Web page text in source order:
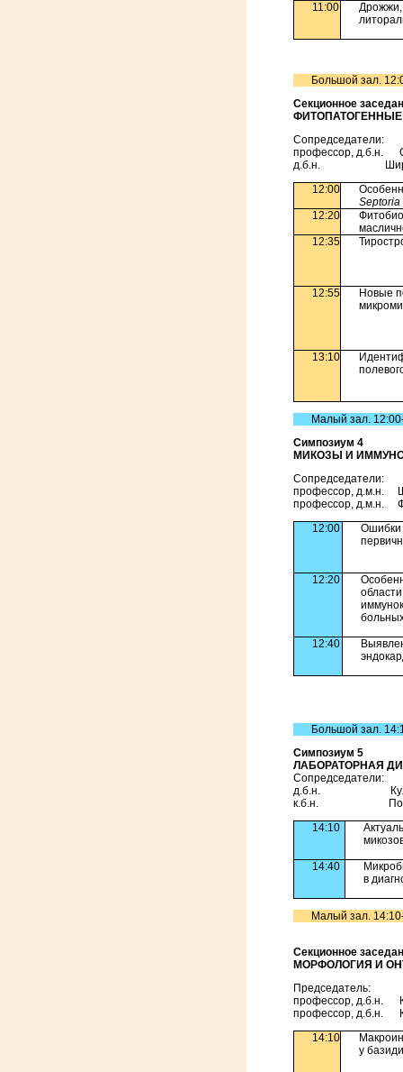
11:00
Дрожжи,
Большой зал.
Секционное
Сопредседатели:
профессор, д.б.н.
д.б.н. Ширяев
12:00
12:20
12:35
12:55
Новые
13:10
Малый зал.
Симпозиум 4
МИКОЗЫ И
Сопредседатели:
профессор, д.м.н.
профессор, д.м.н.
12:00
Ошибки
12:20
12:40
Большой зал.
Симпозиум 5
ЛАБОРАТОРНАЯ
Сопредседатели:
д.б.н. Кулько
к.б.н. Половец
14:10
14:40
в
Малый зал.
Секционное
МОРФОЛОГИЯ И
Председатель:
профессор, д.б.н.
профессор, д.б.н.
14:10
у